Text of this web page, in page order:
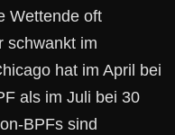
Wettende oft
schwankt im
hat im April bei
als im Juli bei 30
BPFs sind